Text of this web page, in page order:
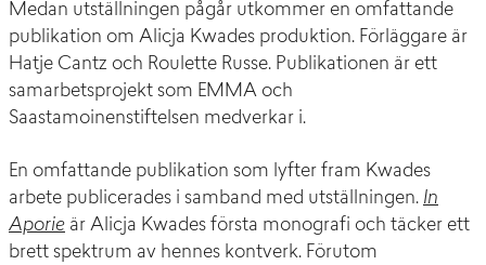
Medan utställningen pågår utkommer en omfattande
publikation om Alicja Kwades produktion. Förläggare är
Hatje Cantz och Roulette Russe. Publikationen är ett
samarbetsprojekt som EMMA och
Saastamoinenstiftelsen medverkar i.
En omfattande publikation som lyfter fram Kwades
arbete publicerades i samband med utställningen. In
Aporie är Alicja Kwades första monografi och täcker ett
brett spektrum av hennes kontverk. Förutom